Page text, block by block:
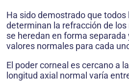
Ha sido demostrado que
determinan la refracción de los
se heredan en forma separada
valores normales para cada
El poder corneal es cercano a
longitud axial normal varía